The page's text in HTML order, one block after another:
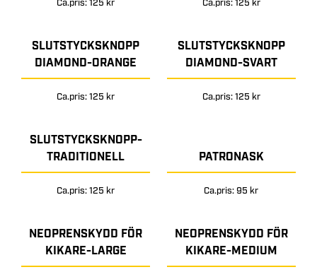
Ca.pris: 125 kr Ca.pris: 125 kr
SLUTSTYCKSKNOPP
DIAMOND-ORANGE
Ca.pris: 125 kr
SLUTSTYCKSKNOPP
DIAMOND-SVART
Ca.pris: 125 kr
SLUTSTYCKSKNOPP-
TRADITIONELL
Ca.pris: 125 kr
PATRONASK
Ca.pris: 95 kr
NEOPRENSKYDD FÖR
KIKARE-LARGE
NEOPRENSKYDD FÖR
KIKARE-MEDIUM